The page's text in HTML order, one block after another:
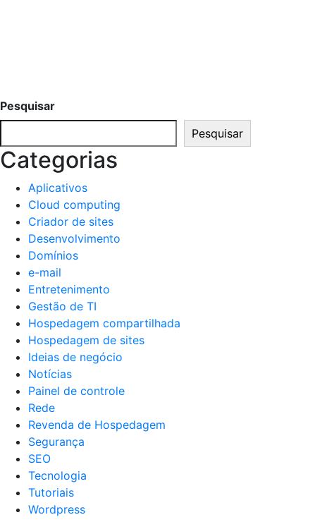
Pesquisar
Pesquisar
Categorias
Aplicativos
Cloud computing
Criador de sites
Desenvolvimento
Domínios
e-mail
Entretenimento
Gestão de TI
Hospedagem compartilhada
Hospedagem de sites
Ideias de negócio
Notícias
Painel de controle
Rede
Revenda de Hospedagem
Segurança
SEO
Tecnologia
Tutoriais
Wordpress